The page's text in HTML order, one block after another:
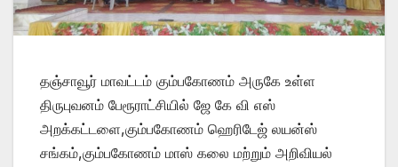
தஞ்சாவூர் மாவட்டம் கும்பகோணம் அருகே உள்ள
திருபுவனம் பேரூராட்சியில் ஜே கே வி எஸ்
அறக்கட்டளை,கும்பகோணம் ஹெரிடேஜ் லயன்ஸ்
சங்கம்,கும்பகோணம் மாஸ் கலை மற்றும் அறிவியல்